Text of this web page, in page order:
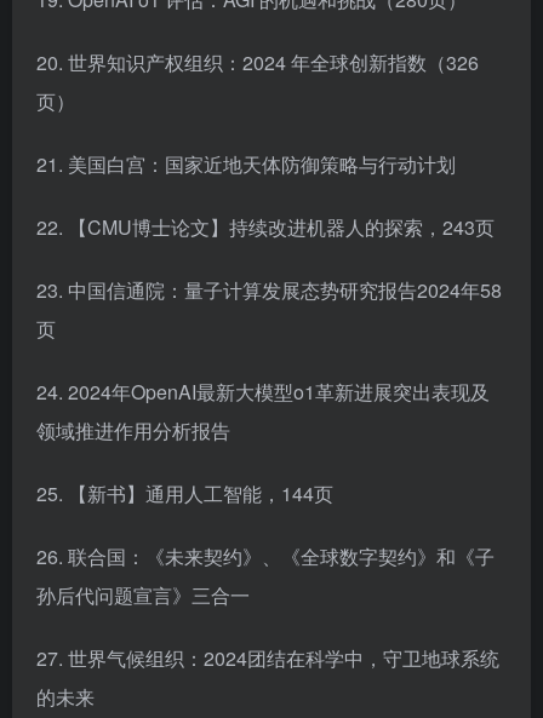
20. 世界知识产权组织：2024 年全球创新指数（326
页）
21. 美国白宫：国家近地天体防御策略与行动计划
22. 【CMU博士论文】持续改进机器人的探索，243页
23. 中国信通院：量子计算发展态势研究报告2024年58
页
24. 2024年OpenAI最新大模型o1革新进展突出表现及
领域推进作用分析报告
25. 【新书】通用人工智能，144页
26. 联合国：《未来契约》、《全球数字契约》和《子
孙后代问题宣言》三合一
27. 世界气候组织：2024团结在科学中，守卫地球系统
的未来